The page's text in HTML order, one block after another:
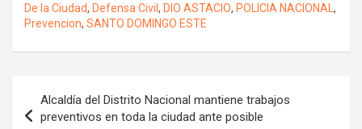
De la Ciudad, Defensa Civil , DIO ASTACIO, POLICIA NACIONAL ,
Prevencion, SANTO DOMINGO ESTE
de
Alcaldía del Distrito Nacional mantiene trabajos
preventivos en toda la ciudad ante posible